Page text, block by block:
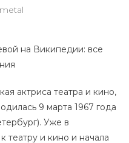
актриса театра и кино,
9 марта 1967 года
Уже в
театру и кино и начала